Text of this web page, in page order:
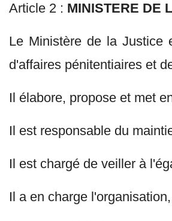
Article 2 : MINISTERE DE
Le Ministère de la Justice
d'affaires pénitentiaires et
Il élabore, propose et met
Il est responsable du
Il est chargé de veiller à
Il a en charge